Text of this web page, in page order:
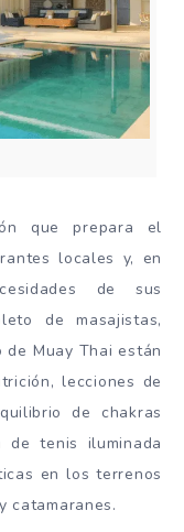
que prepara el
locales y, en
de sus
de masajistas,
Muay Thai están
lecciones de
de chakras
de tenis iluminada
en los terrenos
catamaranes.